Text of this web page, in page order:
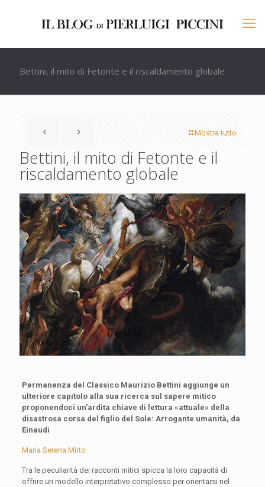
Bettini, il mito di Fetonte e il riscaldamento globale
Mostra tutto
Bettini, il mito di Fetonte e il
riscaldamento globale
Permanenza del Classico Maurizio Bettini aggiunge un
ulteriore capitolo alla sua ricerca sul sapere mitico
proponendoci un’ardita chiave di lettura «attuale» della
disastrosa corsa del figlio del Sole: Arrogante umanità, da
Einaudi
Maria Serena Mirto
Tra le peculiarità dei racconti mitici spicca la loro capacità di
offrire un modello interpretativo complesso per orientarsi nel